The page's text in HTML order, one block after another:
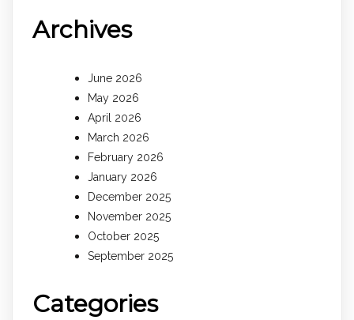
Archives
June 2026
May 2026
April 2026
March 2026
February 2026
January 2026
December 2025
November 2025
October 2025
September 2025
Categories